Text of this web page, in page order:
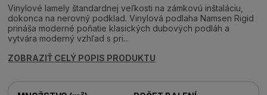
Vinylové lamely štandardnej veľkosti na zámkovú inštaláciu,
dokonca na nerovný podklad. Vinylová podlaha Namsen Rigid
prináša moderné poňatie klasických dubových podláh a
vytvára moderný vzhľad s pri...
ZOBRAZIŤ CELÝ POPIS PRODUKTU